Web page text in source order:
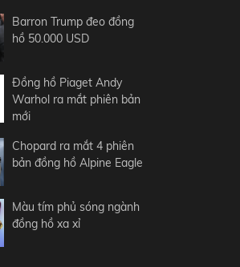
Barron Trump đeo đồng
hồ 50.000 USD
Đồng hồ Piaget Andy
Warhol ra mắt phiên bản
mới
Chopard ra mắt 4 phiên
bản đồng hồ Alpine Eagle
Màu tím phủ sóng ngành
đồng hồ xa xỉ